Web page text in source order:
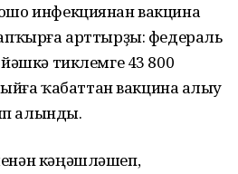
инфекциянан вакцина
арттырҙы: федераль
тиклемге 43 800
ҡабаттан вакцина һалыу
алынды.
кәңәшләшеп,